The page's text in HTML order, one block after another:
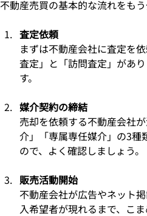
不動産売買の基本的な流れをも
査定依頼
まずは不動産会社に査定を
査定」と「訪問査定」があ
す。
媒介契約の締結
売却を依頼する不動産会社
介」「専属専任媒介」の3種
ので、よく確認しましょう。
販売活動開始
不動産会社が広告やネット
入希望者が現れるまで、こ